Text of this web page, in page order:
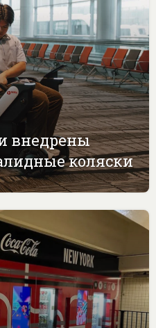
внедрены
коляски